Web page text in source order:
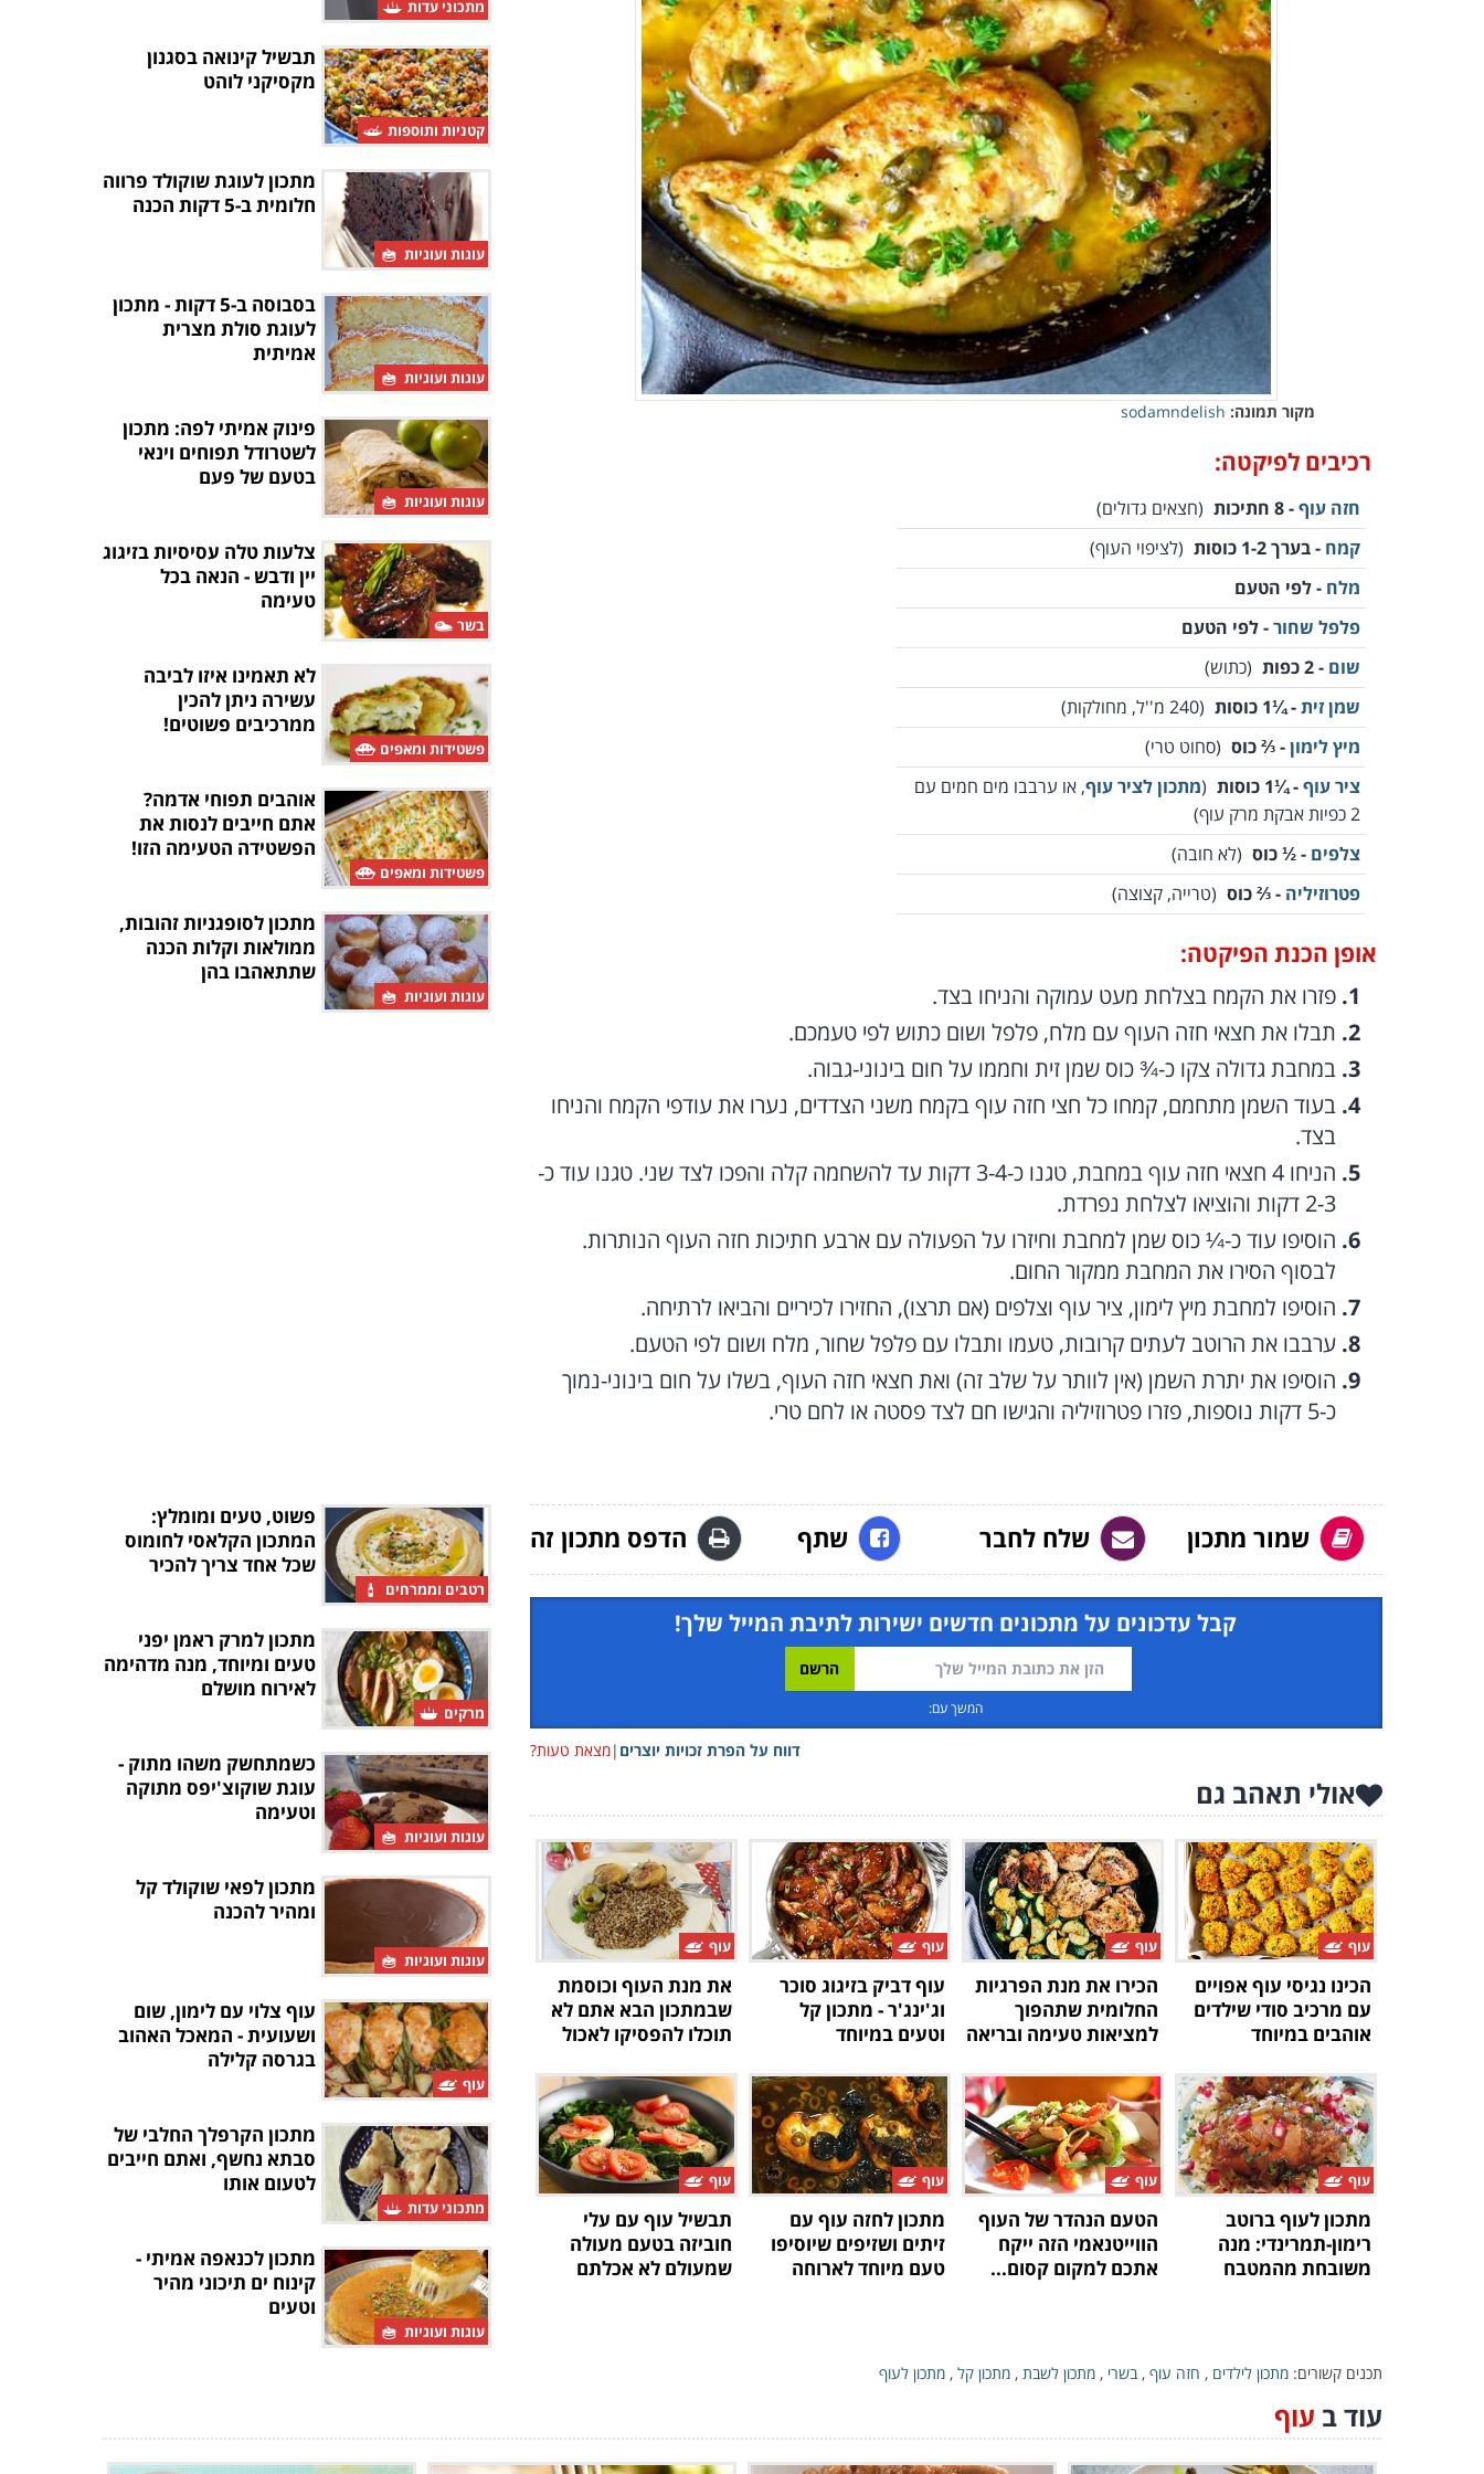
מקור תמונה: sodamndelish
רכיבים לפיקטה:
חזה עוף- 8 חתיכות
(חצאים גדולים)
קמח - בערך 1-2 כוסות
(לציפוי העוף)
מלח - לפי הטעם
פלפל שחור- לפי הטעם
שום - 2 כפות
(כתוש)
שמן זית- ¼1 כוסות
(240 מ''ל, מחולקות)
מיץ לימון- ⅔ כוס (סחוט טרי)
ציר עוף- ¼1 כוסות (מתכון לציר עוף, או ערבבו מים חמים עם
2 כפיות אבקת מרק עוף)
צלפים - ½ כוס (לא חובה)
פטרוזיליה - ⅔ כוס (טרייה, קצוצה)
אופן הכנת הפיקטה:
פזרו את הקמח בצלחת מעט עמוקה והניחו בצד.
תבלו את חצאי חזה העוף עם מלח, פלפל ושום כתוש לפי טעמכם.
במחבת גדולה צקו כ-¾ כוס שמן זית וחממו על חום בינוני-גבוה.
בעוד השמן מתחמם, קמחו כל חצי חזה עוף בקמח משני הצדדים, נערו את עודפי הקמח והניחו
בצד.
הניחו 4 חצאי חזה עוף במחבת, טגנו כ-3-4 דקות עד להשחמה קלה והפכו לצד שני. טגנו עוד כ-
2-3 דקות והוציאו לצלחת נפרדת.
הוסיפו עוד כ-¼ כוס שמן למחבת וחיזרו על הפעולה עם ארבע חתיכות חזה העוף הנותרות.
לבסוף הסירו את המחבת ממקור החום.
הוסיפו למחבת מיץ לימון, ציר עוף וצלפים (אם תרצו), החזירו לכיריים והביאו לרתיחה.
ערבבו את הרוטב לעתים קרובות, טעמו ותבלו עם פלפל שחור, מלח ושום לפי הטעם.
הוסיפו את יתרת השמן (אין לוותר על שלב זה) ואת חצאי חזה העוף, בשלו על חום בינוני-נמוך
כ-5 דקות נוספות, פזרו פטרוזיליה והגישו חם לצד פסטה או לחם טרי.
מתכוני עדות
קטניות ותוספות
תבשיל קינואה בסגנון
מקסיקני לוהט
עוגות ועוגיות
מתכון לעוגת שוקולד פרווה
חלומית ב-5 דקות הכנה
עוגות ועוגיות
בסבוסה ב-5 דקות - מתכון
לעוגת סולת מצרית
אמיתית
עוגות ועוגיות
פינוק אמיתי לפה: מתכון
לשטרודל תפוחים וינאי
בטעם של פעם
בשר
צלעות טלה עסיסיות בזיגוג
יין ודבש - הנאה בכל
טעימה
פשטידות ומאפים
לא תאמינו איזו לביבה
עשירה ניתן להכין
ממרכיבים פשוטים!
פשטידות ומאפים
אוהבים תפוחי אדמה?
אתם חייבים לנסות את
הפשטידה הטעימה הזו!
עוגות ועוגיות
מתכון לסופגניות זהובות,
ממולאות וקלות הכנה
שתתאהבו בהן
שמור מתכון שלח לחבר שתף הדפס מתכון זה
קבל עדכונים על מתכונים חדשים ישירות לתיבת המייל שלך!
המשך עם:
מצאת טעות?| דווח על הפרת זכויות יוצרים
אולי תאהב גם
עוף
הכינו נגיסי עוף אפויים
עם מרכיב סודי שילדים
אוהבים במיוחד
עוף
הכירו את מנת הפרגיות
החלומית שתהפוך
למציאות טעימה ובריאה
עוף
עוף דביק בזיגוג סוכר
וג'ינג'ר - מתכון קל
וטעים במיוחד
עוף
את מנת העוף וכוסמת
שבמתכון הבא אתם לא
תוכלו להפסיקו לאכול
עוף
מתכון לעוף ברוטב
רימון-תמרינדי: מנה
משובחת מהמטבח
עוף
הטעם הנהדר של העוף
הווייטנאמי הזה ייקח
אתכם למקום קסום...
עוף
מתכון לחזה עוף עם
זיתים ושזיפים שיוסיפו
טעם מיוחד לארוחה
עוף
תבשיל עוף עם עלי
חוביזה בטעם מעולה
שמעולם לא אכלתם
תכנים קשורים: מתכון לילדים , חזה עוף , בשרי , מתכון לשבת , מתכון קל , מתכון לעוף
רטבים וממרחים
פשוט, טעים ומומלץ:
המתכון הקלאסי לחומוס
שכל אחד צריך להכיר
מרקים
מתכון למרק ראמן יפני
טעים ומיוחד, מנה מדהימה
לאירוח מושלם
עוגות ועוגיות
כשמתחשק משהו מתוק -
עוגת שוקוצ'יפס מתוקה
וטעימה
עוגות ועוגיות
מתכון לפאי שוקולד קל
ומהיר להכנה
עוף
עוף צלוי עם לימון, שום
ושעועית - המאכל האהוב
בגרסה קלילה
מתכוני עדות
מתכון הקרפלך החלבי של
סבתא נחשף, ואתם חייבים
לטעום אותו
עוגות ועוגיות
מתכון לכנאפה אמיתי -
קינוח ים תיכוני מהיר
וטעים
עוד ב עוף